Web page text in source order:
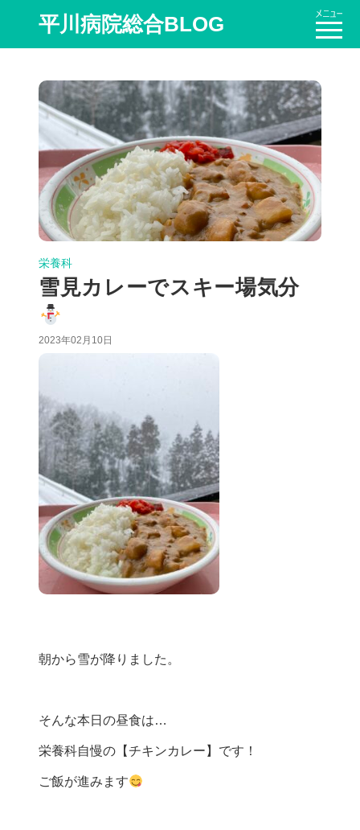
平川病院総合BLOG
栄養科
雪見カレーでスキー場気分
2023年02月10日
朝から雪が降りました。
そんな本日の昼食は…
栄養科自慢の【チキンカレー】です！
ご飯が進みます